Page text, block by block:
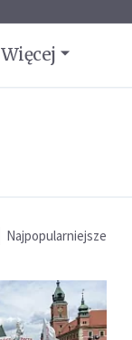
Więcej
Najpopularniejsze